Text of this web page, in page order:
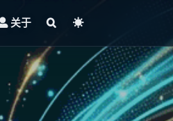
关于